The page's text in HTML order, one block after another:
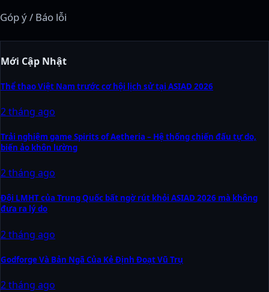
Góp ý / Báo lỗi
Mới Cập Nhật
Thể thao Việt Nam trước cơ hội lịch sử tại ASIAD 2026
2 tháng ago
Trải nghiệm game Spirits of Aetheria – Hệ thống chiến đấu tự do,
biến ảo khôn lường
2 tháng ago
Đội LMHT của Trung Quốc bất ngờ rút khỏi ASIAD 2026 mà không
đưa ra lý do
2 tháng ago
Godforge Và Bản Ngã Của Kẻ Định Đoạt Vũ Trụ
2 tháng ago